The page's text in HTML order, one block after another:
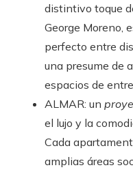
distintivo toque
George Moreno,
perfecto entre
una presume de
espacios de
ALMAR: un
el lujo y la
Cada
amplias áreas